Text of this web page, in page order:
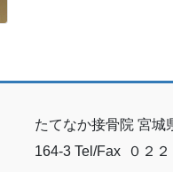
たてなか接骨院 宮城
164-3 Tel/Fax ０２